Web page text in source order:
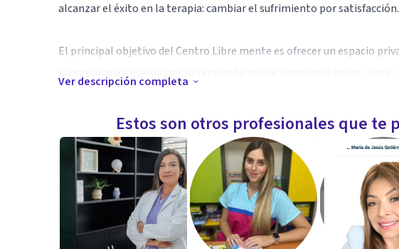
alcanzar el éxito en la terapia: cambiar el sufrimiento por satisfacción.
El principal objetivo del Centro Libre mente es ofrecer un espacio
El cambio se consigue a través del vínculo terapéutico entre paciente
la confianza mutua, y con la ayuda de distintas herramientas durante
Se ofrecen terapias individuales, personalizadas y adaptadas a las
personales del paciente.
Ver descripción completa
Estos son otros profesionales que te